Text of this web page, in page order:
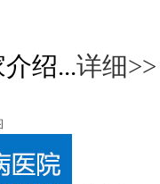
绍...详细>>